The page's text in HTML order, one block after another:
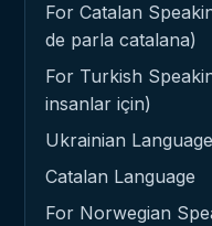
For Catalan
de parla catalana)
For Turkish
insanlar için)
Ukrainian Language
Catalan Language
For Norwegian